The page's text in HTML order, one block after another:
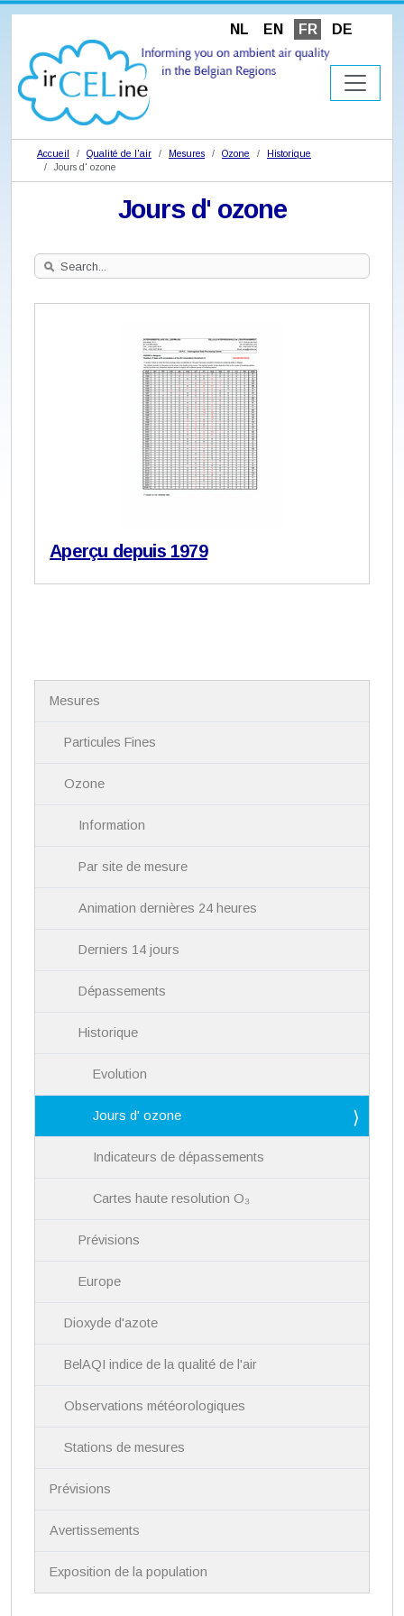
NL EN FR DE
Accueil Qualité de l'air Mesures Ozone
Historique
Jours d' ozone
Jours d' ozone
Search
Site
Aperçu depuis 1979
Mesures
Particules Fines
Ozone
Information
Par site de mesure
Animation dernières 24 heures
Derniers 14 jours
Dépassements
Historique
Evolution
Jours d' ozone
Indicateurs de dépassements
Cartes haute resolution O₃
Prévisions
Europe
Dioxyde d'azote
BelAQI indice de la qualité de l'air
Observations météorologiques
Stations de mesures
Prévisions
Avertissements
Exposition de la population